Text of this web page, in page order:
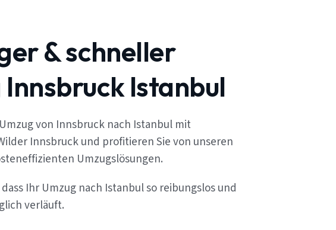
& schneller
Innsbruck Istanbul
von Innsbruck nach Istanbul mit
Innsbruck und profitieren Sie von unseren
Umzugslösungen.
Ihr Umzug nach Istanbul so reibungslos und
verläuft.